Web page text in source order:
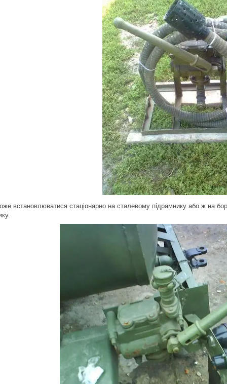
встановлюватися стаціонарно на сталевому підрамнику або ж на